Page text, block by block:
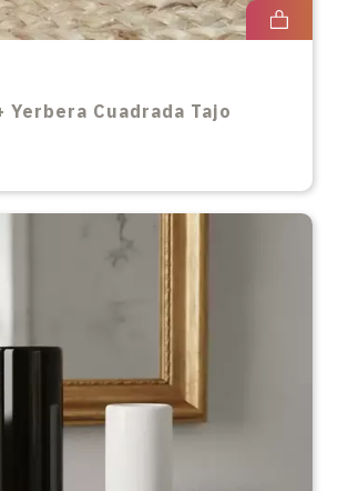
Yerbera Cuadrada Tajo